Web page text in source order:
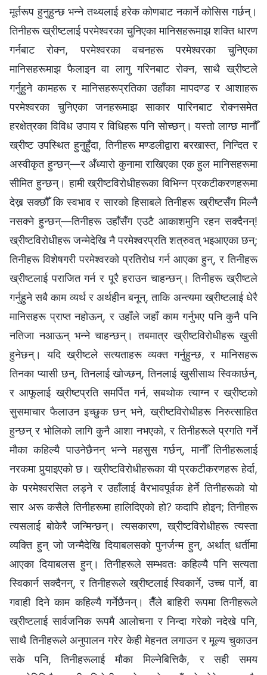
मूर्तरूप हुनुहुन्छ भन्‍ने तथ्यलाई हरेक कोणबाट नकार्ने कोसिस गर्छन्।
तिनीहरू ख्रीष्टलाई परमेश्‍वरका चुनिएका मानिसहरूमाझ शक्ति धारण
गर्नबाट रोक्न, परमेश्‍वरका वचनहरू परमेश्‍वरका चुनिएका
मानिसहरूमाझ फैलाइन वा लागु गरिनबाट रोक्न, साथै ख्रीष्टले
गर्नुहुने कामहरू र मानिसहरूप्रतिका उहाँका मापदण्ड र आशाहरू
परमेश्‍वरका चुनिएका जनहरूमाझ साकार पारिनबाट रोक्नसमेत
हरक्षेत्रका विविध उपाय र विधिहरू पनि सोच्छन्। यस्तो लाग्छ मानौँ
ख्रीष्ट उपस्थित हुनुहुँदा, तिनीहरू मण्डलीद्वारा बरखास्त, निन्दित र
अस्वीकृत हुन्छन्—र अँध्यारो कुनामा राखिएका एक हुल मानिसहरूमा
सीमित हुन्छन्। हामी ख्रीष्टविरोधीहरूका विभिन्‍न प्रकटीकरणहरूमा
देख्न सक्छौँ कि स्वभाव र सारको हिसाबले तिनीहरू ख्रीष्टसँग मिल्नै
नसक्‍ने हुन्छन्—तिनीहरू उहाँसँग एउटै आकाशमुनि रहन सक्दैनन्!
ख्रीष्टविरोधीहरू जन्मेदेखि नै परमेश्‍वरप्रति शत्रुवत्‌ भइआएका छन्;
तिनीहरू विशेषगरी परमेश्‍वरको प्रतिरोध गर्न आएका हुन्, र तिनीहरू
ख्रीष्टलाई पराजित गर्न र पूरै हराउन चाहन्छन्। तिनीहरू ख्रीष्टले
गर्नुहुने सबै काम व्यर्थ र अर्थहीन बनून्, ताकि अन्त्यमा ख्रीष्टलाई धेरै
मानिसहरू प्राप्त नहोऊन्, र उहाँले जहाँ काम गर्नुभए पनि कुनै पनि
नतिजा नआऊन् भन्‍ने चाहन्छन्। तबमात्र ख्रीष्टविरोधीहरू खुसी
हुनेछन्। यदि ख्रीष्टले सत्यताहरू व्यक्त गर्नुहुन्छ, र मानिसहरू
तिनका प्यासी छन्, तिनलाई खोज्छन्, तिनलाई खुसीसाथ स्विकार्छन्,
र आफूलाई ख्रीष्टप्रति समर्पित गर्न, सबथोक त्याग्न र ख्रीष्टको
सुसमाचार फैलाउन इच्छुक छन् भने, ख्रीष्टविरोधीहरू निरुत्साहित
हुन्छन् र भोलिको लागि कुनै आशा नभएको, र तिनीहरूले प्रगति गर्ने
मौका कहिल्यै पाउनेछैनन् भन्‍ने महसुस गर्छन्, मानौँ तिनीहरूलाई
नरकमा पुर्‍याइएको छ। ख्रीष्टविरोधीहरूका यी प्रकटीकरणहरू हेर्दा,
के परमेश्‍वरसित लड्ने र उहाँलाई वैरभावपूर्वक हेर्ने तिनीहरूको यो
सार अरू कसैले तिनीहरूमा हालिदिएको हो? कदापि होइन; तिनीहरू
त्यसलाई बोकेरै जन्मिन्छन्। त्यसकारण, ख्रीष्टविरोधीहरू त्यस्ता
व्यक्ति हुन् जो जन्मैदेखि दियाबलसको पुनर्जन्म हुन्, अर्थात् धर्तीमा
आएका दियाबलस हुन्। तिनीहरूले सम्भवतः कहिल्यै पनि सत्यता
स्विकार्न सक्दैनन्, र तिनीहरूले ख्रीष्टलाई स्विकार्ने, उच्च पार्ने, वा
गवाही दिने काम कहिल्यै गर्नेछैनन्। तैँले बाहिरी रूपमा तिनीहरूले
ख्रीष्टलाई सार्वजनिक रूपमै आलोचना र निन्दा गरेको नदेखे पनि,
साथै तिनीहरूले अनुपालन गरेर केही मेहनत लगाउन र मूल्य चुकाउन
सके पनि, तिनीहरूलाई मौका मिल्नेबित्तिकै, र सही समय